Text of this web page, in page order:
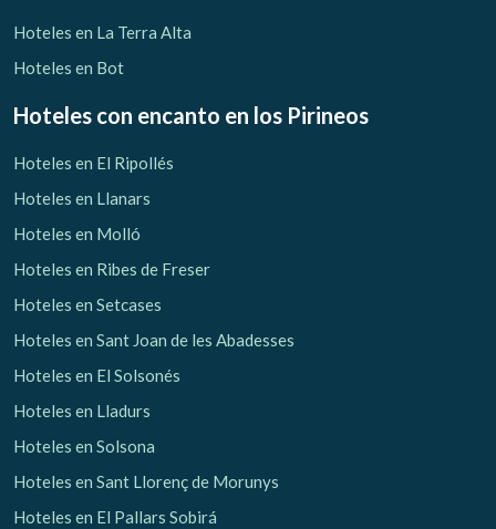
Hoteles en La Terra Alta
Hoteles en Bot
Hoteles con encanto en los Pirineos
Hoteles en El Ripollés
Hoteles en Llanars
Hoteles en Molló
Hoteles en Ribes de Freser
Hoteles en Setcases
Hoteles en Sant Joan de les Abadesses
Hoteles en El Solsonés
Hoteles en Lladurs
Hoteles en Solsona
Hoteles en Sant Llorenç de Morunys
Hoteles en El Pallars Sobirá